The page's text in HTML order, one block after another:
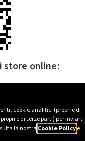
cookie analitici (propri e di
e di terze parti) per inviarti
la nostra Cookie Policye
store online: